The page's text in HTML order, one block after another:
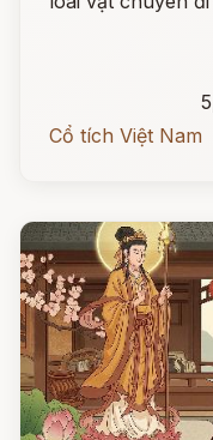
Cổ tích Việt Nam